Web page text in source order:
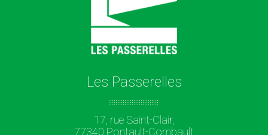
Les Passerelles
17, rue Saint-Clair,
77340 Pontault-Combault